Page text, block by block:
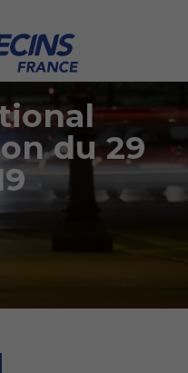
du 29